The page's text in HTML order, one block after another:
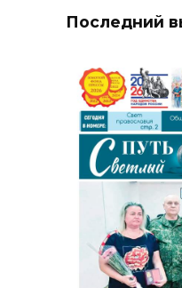
Последний